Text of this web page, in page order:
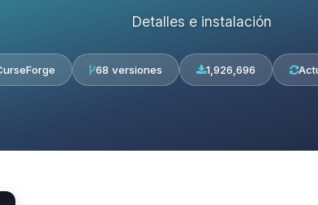
Detalles e instalación
68 versiones 1,926,696